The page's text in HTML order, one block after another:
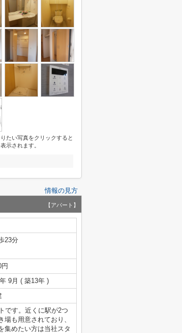
たい写真をクリックすると
示されます。
情報の見方
【アパート】
23分
9月 ( 築13年 )
です。近くに駅が2つ
も用意されており、
集めたい方は当社スタ